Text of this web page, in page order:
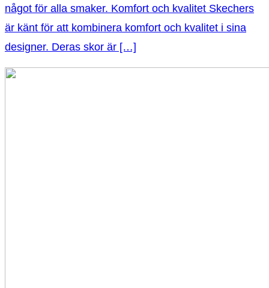
något för alla smaker. Komfort och kvalitet Skechers
är känt för att kombinera komfort och kvalitet i sina
designer. Deras skor är […]